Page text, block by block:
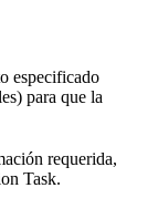
especificado
para que la
requerida,
Task.